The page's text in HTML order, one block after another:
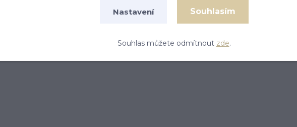
akvamarinu o průměru 5,5 mm.
Nastavení Souhlasím
Souhlas můžete odmítnout zde.